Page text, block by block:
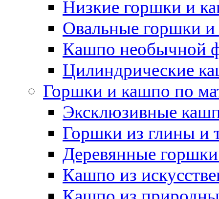
Низкие горшки и
Овальные горшки
Кашпо необычной
Цилиндрические
Горшки и кашпо по
Эксклюзивные
Горшки из глины и
Деревянные
Кашпо из